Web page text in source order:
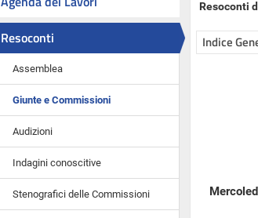
Resoconti
Assemblea
Giunte e Commissioni
Audizioni
Indagini conoscitive
Stenografici delle Commissioni
Resoconti
Indice